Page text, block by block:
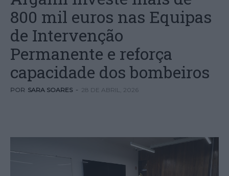
800 mil euros nas Equipas
de Intervenção
Permanente e reforça
capacidade dos bombeiros
POR SARA SOARES - 28 DE ABRIL, 2026